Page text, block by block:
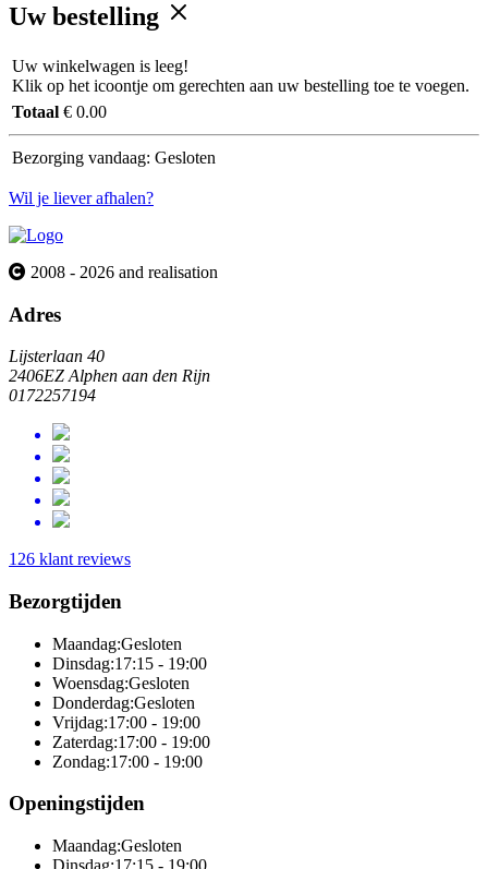
Uw bestelling
Uw winkelwagen is leeg!
Klik op het icoontje om gerechten aan uw bestelling toe te voegen.
Totaal € 0.00
Bezorging vandaag: Gesloten
Wil je liever afhalen?
2008 - 2026 and realisation
Adres
Lijsterlaan 40
2406EZ Alphen aan den Rijn
0172257194
126 klant reviews
Bezorgtijden
Maandag:Gesloten
Dinsdag:17:15 - 19:00
Woensdag:Gesloten
Donderdag:Gesloten
Vrijdag:17:00 - 19:00
Zaterdag:17:00 - 19:00
Zondag:17:00 - 19:00
Openingstijden
Maandag:Gesloten